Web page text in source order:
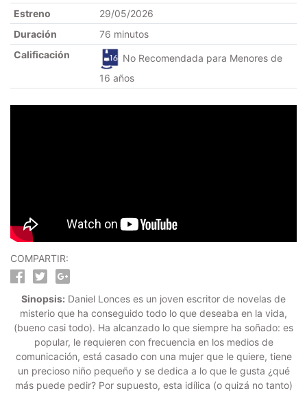
Estreno
29/05/2026
Duración
76 minutos
Calificación
No Recomendada para Menores de
16 años
COMPARTIR:
Sinopsis: Daniel Lonces es un joven escritor de novelas de
misterio que ha conseguido todo lo que deseaba en la vida,
(bueno casi todo). Ha alcanzado lo que siempre ha soñado: es
popular, le requieren con frecuencia en los medios de
comunicación, está casado con una mujer que le quiere, tiene
un precioso niño pequeño y se dedica a lo que le gusta ¿qué
más puede pedir? Por supuesto, esta idílica (o quizá no tanto)